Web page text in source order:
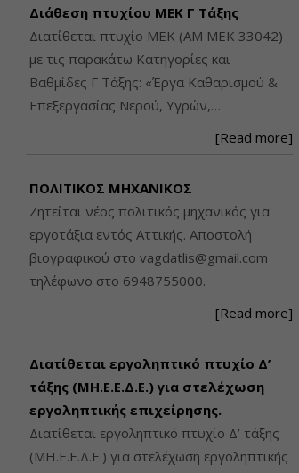
Διάθεση πτυχίου ΜΕΚ Γ Τάξης
Διατίθεται πτυχίο ΜΕΚ (ΑΜ ΜΕΚ 33042)
με τις παρακάτω Κατηγορίες και
Βαθμίδες Γ Τάξης: «Έργα Καθαρισμού &
Επεξεργασίας Νερού, Υγρών,…
[Read more]
ΠΟΛΙΤΙΚΟΣ ΜΗΧΑΝΙΚΟΣ
Ζητείται νέος πολιτικός μηχανικός για
εργοτάξια εντός Αττικής. Αποστολή
βιογραφικού στο vagdatlis@gmail.com
τηλέφωνο στο 6948755000.
[Read more]
Διατίθεται εργοληπτικό πτυχίο Δ’
τάξης (ΜΗ.Ε.Ε.Δ.Ε.) για στελέχωση
εργοληπτικής επιχείρησης.
Διατίθεται εργοληπτικό πτυχίο Δ’ τάξης
(ΜΗ.Ε.Ε.Δ.Ε.) για στελέχωση εργοληπτικής
Εισηγήτρια:
Τιμή από: €145.00
Διάρκεια: 8 ώρες
Εισηγητής:
Τιμή από: €190.00
Διάρκεια: 12 ώρες
Εισηγητής: